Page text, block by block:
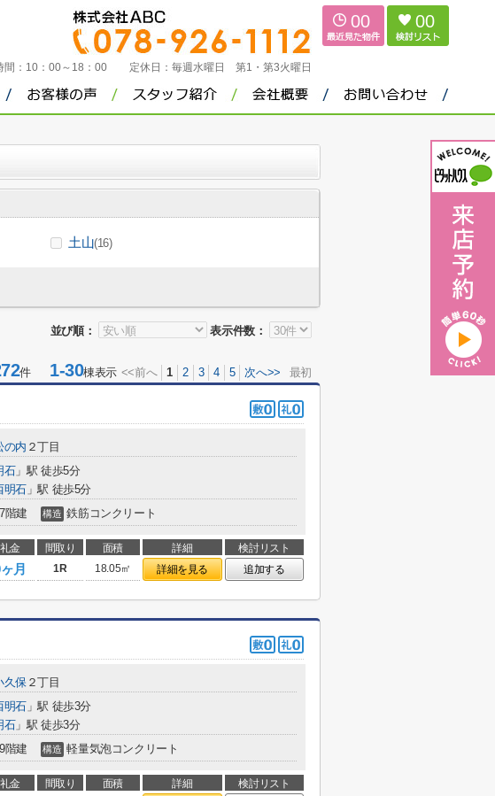
： 10：00～18：00 定休日： 毎週水曜日 第1・第3火曜日
00 00
土山(16)
並び順： 表示件数：
件1-30棟表示 <<前へ 1 2 3 4 5 次へ>> 最初
の内 ２丁目
石」駅 徒歩5分
明石」駅 徒歩5分
7階建 構造 鉄筋コンクリート
礼金 間取り 面積 詳細
検討リスト
月 1R 18.05㎡ 詳細を見る 追加する
久保２丁目
明石」駅 徒歩3分
石」駅 徒歩3分
9階建 構造 軽量気泡コンクリート
礼金 間取り 面積 詳細
検討リスト